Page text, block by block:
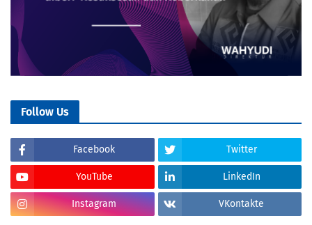
Follow Us
Facebook Twitter
YouTube LinkedIn
Instagram VKontakte